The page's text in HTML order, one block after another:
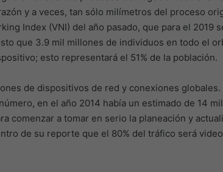
y a veces, tan sólo milímetros del proceso
Index (VNI) del año pasado, que para el 2019
que 3.9 mil millones de individuos en todo el
esto representará el 51% de la población.
de dispositivos de red y conexiones globales.
en el año 2014 había un estimado de 14
comenzar a tomar en serio la planeación y
de su reporte que el 80% del tráfico será